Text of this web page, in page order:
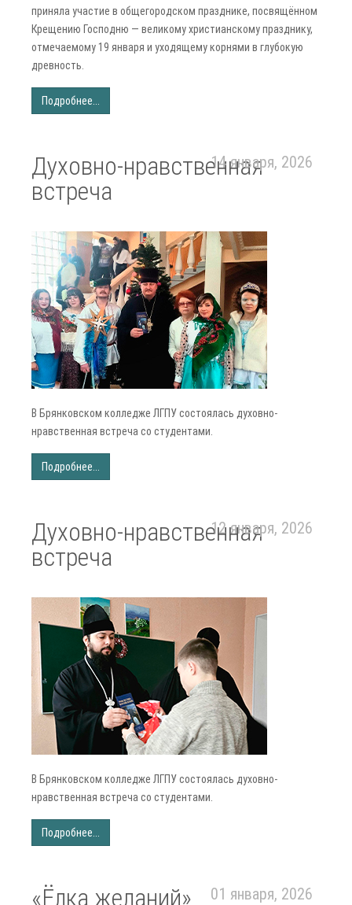
приняла участие в общегородском празднике, посвящённом
Крещению Господню — великому христианскому празднику,
отмечаемому 19 января и уходящему корнями в глубокую
древность.
Подробнее...
Духовно-нравственная
встреча
14 января, 2026
В Брянковском колледже ЛГПУ состоялась духовно-
нравственная встреча со студентами.
Подробнее...
Духовно-нравственная
встреча
12 января, 2026
В Брянковском колледже ЛГПУ состоялась духовно-
нравственная встреча со студентами.
Подробнее...
«Ёлка желаний» 01 января, 2026